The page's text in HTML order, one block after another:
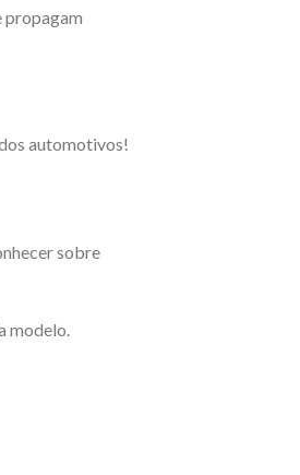
propagam
automotivos!
sobre
modelo.